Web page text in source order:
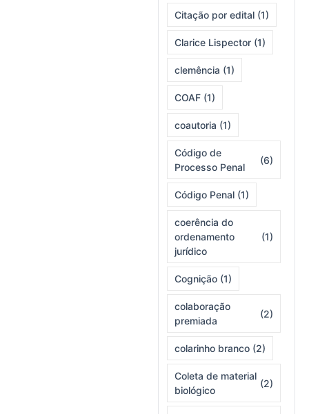
Citação por edital (1)
Clarice Lispector (1)
clemência (1)
COAF (1)
coautoria (1)
Código de
Processo Penal
(6)
Código Penal (1)
coerência do
ordenamento
jurídico
(1)
Cognição (1)
colaboração
premiada
(2)
colarinho branco (2)
Coleta de material
biológico
(2)